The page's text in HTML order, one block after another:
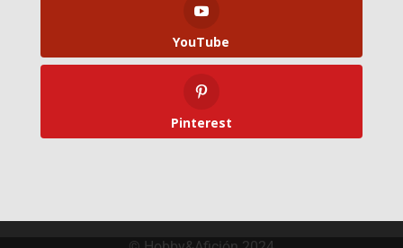
YouTube
Pinterest